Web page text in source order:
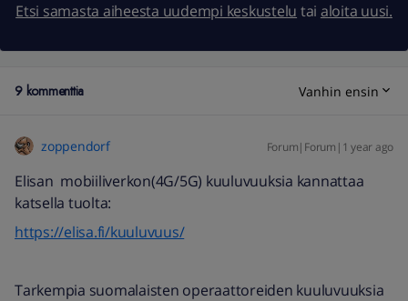
Etsi samasta aiheesta uudempi keskustelu tai aloita uusi.
9 kommenttia Vanhin ensin
zoppendorf Forum|Forum|1 year ago
Elisan mobiiliverkon(4G/5G) kuuluvuuksia kannattaa
katsella tuolta:
https://elisa.fi/kuuluvuus/
Tarkempia suomalaisten operaattoreiden kuuluvuuksia